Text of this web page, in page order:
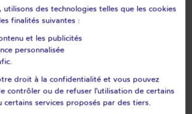
Melgven
Ouessant
Penmarch
utilisons des technologies telles que les cookies
finalités suivantes :
et les publicités
personnalisée
droit à la confidentialité et vous pouvez
contrôler ou de refuser l'utilisation de certains
certains services proposés par des tiers.